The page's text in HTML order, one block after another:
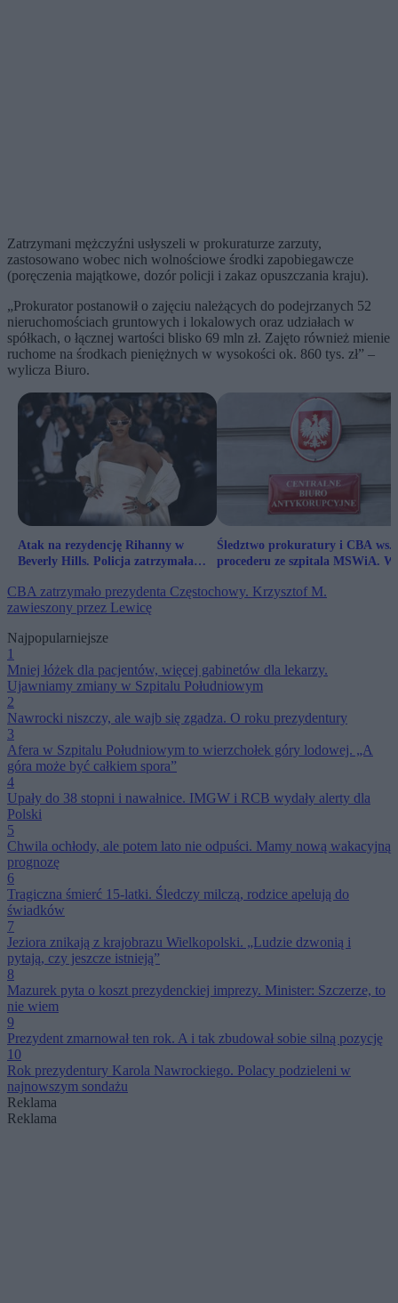
Zatrzymani mężczyźni usłyszeli w prokuraturze zarzuty,
zastosowano wobec nich wolnościowe środki zapobiegawcze
(poręczenia majątkowe, dozór policji i zakaz opuszczania kraju).
„Prokurator postanowił o zajęciu należących do podejrzanych 52
nieruchomościach gruntowych i lokalowych oraz udziałach w
spółkach, o łącznej wartości blisko 69 mln zł. Zajęto również mienie
ruchome na środkach pieniężnych w wysokości ok. 860 tys. zł” –
wylicza Biuro.
Atak na rezydencję Rihanny w
Beverly Hills. Policja zatrzymała
Śledztwo prokuratury i CBA ws.
procederu ze szpitala MSWiA. W
CBA zatrzymało prezydenta Częstochowy. Krzysztof M.
zawieszony przez Lewicę
Najpopularniejsze
1
Mniej łóżek dla pacjentów, więcej gabinetów dla lekarzy.
Ujawniamy zmiany w Szpitalu Południowym
2
Nawrocki niszczy, ale wajb się zgadza. O roku prezydentury
3
Afera w Szpitalu Południowym to wierzchołek góry lodowej. „A
góra może być całkiem spora”
4
Upały do 38 stopni i nawałnice. IMGW i RCB wydały alerty dla
Polski
5
Chwila ochłody, ale potem lato nie odpuści. Mamy nową wakacyjną
prognozę
6
Tragiczna śmierć 15-latki. Śledczy milczą, rodzice apelują do
świadków
7
Jeziora znikają z krajobrazu Wielkopolski. „Ludzie dzwonią i
pytają, czy jeszcze istnieją”
8
Mazurek pyta o koszt prezydenckiej imprezy. Minister: Szczerze, to
nie wiem
9
Prezydent zmarnował ten rok. A i tak zbudował sobie silną pozycję
10
Rok prezydentury Karola Nawrockiego. Polacy podzieleni w
najnowszym sondażu
Reklama
Reklama